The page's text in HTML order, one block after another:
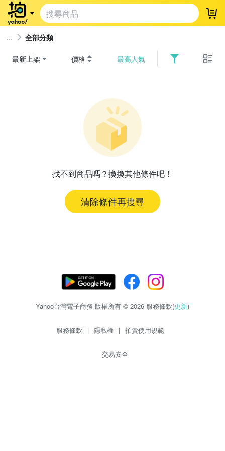
登
全部分類
最新上架 價格 最高人氣
找不到商品嗎？換換其他條件吧！
清除條件再搜尋
Yahoo台灣電子商務 版權所有 © 2026 服務條款(更新)
服務條款 | 隱私權 | 拍賣使用規範
交易安全